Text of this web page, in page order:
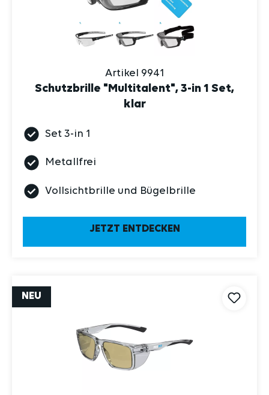
Artikel 9941
Schutzbrille "Multitalent", 3-in 1 Set,
klar
Set 3-in 1
Metallfrei
Vollsichtbrille und Bügelbrille
JETZT ENTDECKEN
NEU